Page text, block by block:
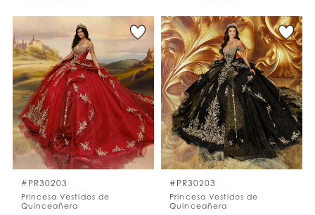
List
#ee70f7f71c
to
end
List
#0e1ffa3653
to
end
#PR30203
Princesa Vestidos de
Quinceañera
#PR30203
Princesa Vestidos de
Quinceañera